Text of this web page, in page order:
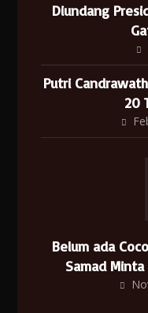
Diundang
Putri
20
Belum ada
Samad